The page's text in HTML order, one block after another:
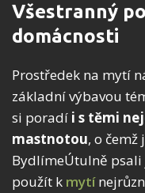
Všestranný
domácnosti
Prostředek na mytí
základní výbavou
si poradí i s těmi
mastnotou, o čemž
BydlímeÚtulně psali
použít k mytí